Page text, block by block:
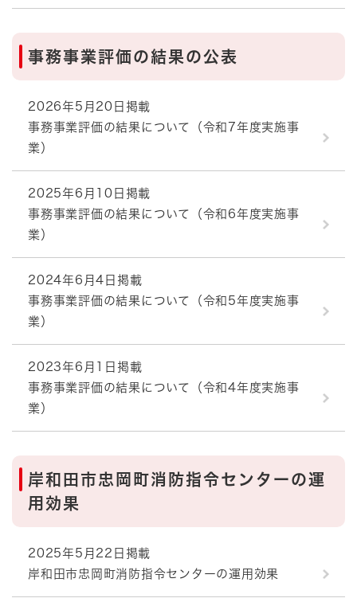
事務事業評価の結果の公表
2026年5月20日掲載
事務事業評価の結果について（令和7年度実施事
業）
2025年6月10日掲載
事務事業評価の結果について（令和6年度実施事
業）
2024年6月4日掲載
事務事業評価の結果について（令和5年度実施事
業）
2023年6月1日掲載
事務事業評価の結果について（令和4年度実施事
業）
岸和田市忠岡町消防指令センターの運
用効果
2025年5月22日掲載
岸和田市忠岡町消防指令センターの運用効果